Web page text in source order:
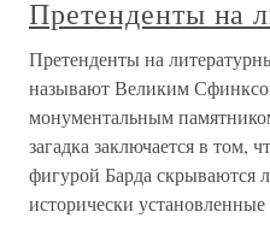
Претенденты на
Претенденты на
называют Великим
монументальным
загадка за­ключается в том,
фигурой Барда скрывают­ся
исторически установленные